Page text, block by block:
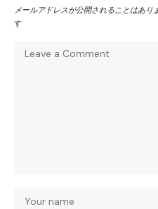
メールアドレスが公開されることはあり
す